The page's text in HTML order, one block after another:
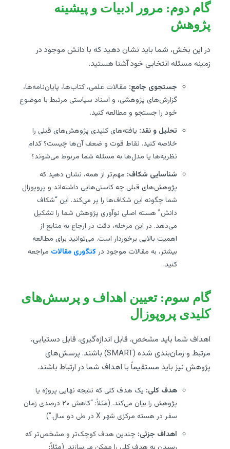
گام دوم: مرور ادبیات و پیشینه
پژوهش
در این بخش، شما باید نشان دهید که با دانش موجود در
زمینه مسئله انتخابی خود آشنا هستید.
جستجوی جامع:مقالات علمی، کتاب‌ها، پایان‌نامه‌ها،
گزارش‌های پژوهشی، و اسناد سیاستی مرتبط با موضوع
خود را جستجو و مطالعه کنید.
تحلیل و نقد:یافته‌های کلیدی پژوهش‌های قبلی را
خلاصه کنید. نقاط قوت و ضعف آن‌ها چیست؟ کدام
نظریه‌ها یا مدل‌ها به مسئله شما مربوط می‌شوند؟
شناسایی شکاف:مهم‌تر از همه، نشان دهید که
پژوهش‌های قبلی چه کاستی‌هایی داشته‌اند و پروپوزال
شما چگونه این شکاف‌ها را پر می‌کند. این “شکاف
دانش” هسته اصلی نوآوری پژوهش شما را تشکیل
می‌دهد. در این مرحله، دقت در ارجاع به منابع از
اهمیت بالایی برخوردار است. می‌توانید برای مطالعه
بیشتر، به مقالات موجود درکتگوری مقالاتمراجعه
گام سوم: تعیین اهداف و پرسش‌های
کلیدی پروپوزال
اهداف شما باید مشخص، قابل اندازه‌گیری، قابل دستیابی،
مرتبط و زمان‌بندی شده (SMART) باشند. پرسش‌های
پژوهش نیز باید مستقیماً با اهداف شما در ارتباط باشند.
هدف کلی:یک هدف کلی که نتیجه نهایی پروژه یا
پژوهش را بیان می‌کند. (مثلاً: “کاهش ۲۰ درصدی زمان
سفر در هسته مرکزی شهر X در طی دو سال.”)
اهداف جزئی:چندین هدف کوچک‌تر و مشخص‌تر که